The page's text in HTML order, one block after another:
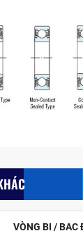
VÒNG BI / BẠC